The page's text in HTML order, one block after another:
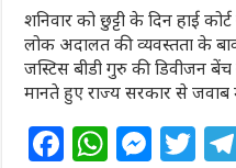
शनिवार को छुट्टी के दिन हाई
लोक अदालत की व्यवस्तता के
जस्टिस बीडी गुरु की डिवीजन
मानते हुए राज्य सरकार से जवाब
F W M T